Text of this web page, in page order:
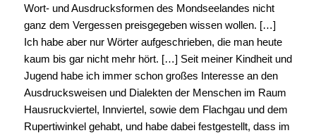
Wort- und Ausdrucksformen des Mondseelandes nicht
ganz dem Vergessen preisgegeben wissen wollen. […]
Ich habe aber nur Wörter aufgeschrieben, die man heute
kaum bis gar nicht mehr hört. […] Seit meiner Kindheit und
Jugend habe ich immer schon großes Interesse an den
Ausdrucksweisen und Dialekten der Menschen im Raum
Hausruckviertel, Innviertel, sowie dem Flachgau und dem
Rupertiwinkel gehabt, und habe dabei festgestellt, dass im